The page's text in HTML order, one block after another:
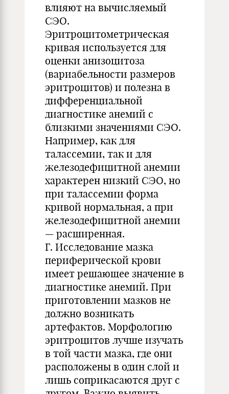
влияют на вычисляемый
СЭО.
Эритроцитометрическая
кривая используется для
оценки анизоцитоза
(вариабельности размеров
эритроцитов) и полезна в
дифференциальной
диагностике анемий с
близкими значениями СЭО.
Например, как для
талассемии, так и для
железодефицитной анемии
характерен низкий СЭО, но
при талассемии форма
кривой нормальная, а при
железодефицитной анемии
— расширенная.
Г. Исследование мазка
периферической крови
имеет решающее значение в
диагностике анемий. При
приготовлении мазков не
должно возникать
артефактов. Морфологию
эритроцитов лучше изучать
в той части мазка, где они
расположены в один слой и
лишь соприкасаются друг с